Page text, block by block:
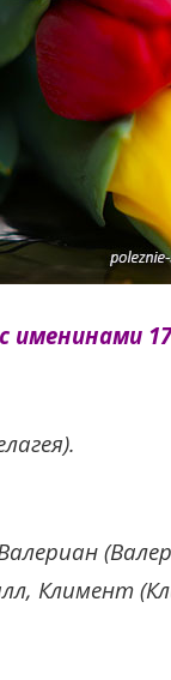
именинами
Климент